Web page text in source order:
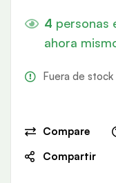
4 personas
ahora
Fuera de stock
Compare
Compartir